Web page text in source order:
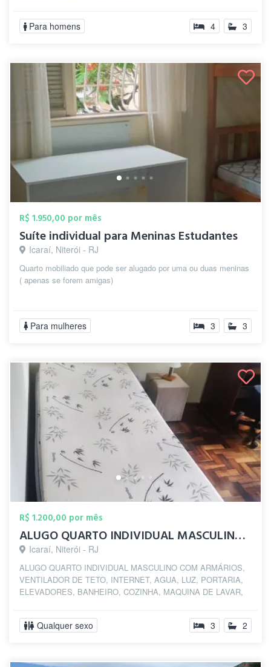
Para homens 4 3
R$ 1.950,00 por mês
Suíte individual para Meninas Estudantes
Icaraí, Niterói - RJ
Quarto mobiliado que pode ser alugado por uma ou duas meninas
( apenas se forem amigas)
Para mulheres 3 3
R$ 1.200,00 por mês
ALUGO QUARTO INDIVIDUAL MASCULINO SOMENT...
Icaraí, Niterói - RJ
ALUGO QUARTO INDIVIDUAL MASCULINO COM ARMÁRIOS,
VENTILADOR DE TETO, INTERNET, AGUA, LUZ, PORTARIA,
ELEVADORES, BANHEIRO, COZINHA, MAQUINA DE LAVAR,
Qualquer sexo 3 2